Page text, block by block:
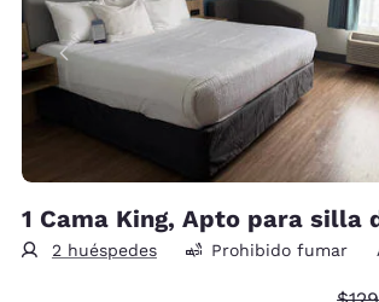
1 Cama King, Apto para silla
2 huéspedes Prohibido fumar